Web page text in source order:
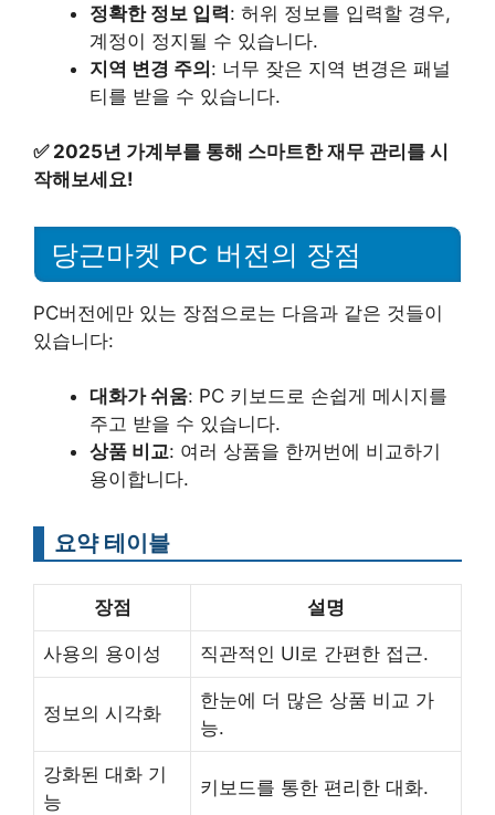
정확한 정보 입력: 허위 정보를 입력할 경우,
계정이 정지될 수 있습니다.
지역 변경 주의: 너무 잦은 지역 변경은 패널
티를 받을 수 있습니다.
✅ 2025년 가계부를 통해 스마트한 재무 관리를 시
작해보세요!
당근마켓 PC 버전의 장점
PC버전에만 있는 장점으로는 다음과 같은 것들이
있습니다:
대화가 쉬움: PC 키보드로 손쉽게 메시지를
주고 받을 수 있습니다.
상품 비교: 여러 상품을 한꺼번에 비교하기
용이합니다.
요약 테이블
장점 설명
사용의 용이성 직관적인 UI로 간편한 접근.
정보의 시각화
한눈에 더 많은 상품 비교 가
능.
강화된 대화 기
능
키보드를 통한 편리한 대화.